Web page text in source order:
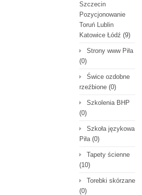
Szczecin
Pozycjonowanie
Toruń Lublin
Katowice Łódź (9)
Strony www Piła
(0)
Świce ozdobne
rzeźbione (0)
Szkolenia BHP
(0)
Szkoła językowa
Piła(0)
Tapety ścienne
(10)
Torebki skórzane
(0)